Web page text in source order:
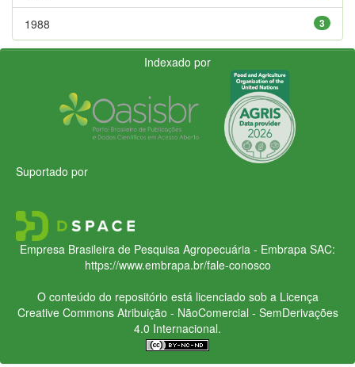
3
1988
Indexado por
Suportado por
Empresa Brasileira de Pesquisa Agropecuária - Embrapa SAC:
https://www.embrapa.br/fale-conosco
O conteúdo do repositório está licenciado sob a Licença
Creative CommonsAtribuição - NãoComercial - SemDerivações
4.0 Internacional.